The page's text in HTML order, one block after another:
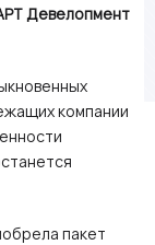
Девелопмент
компании
пакет